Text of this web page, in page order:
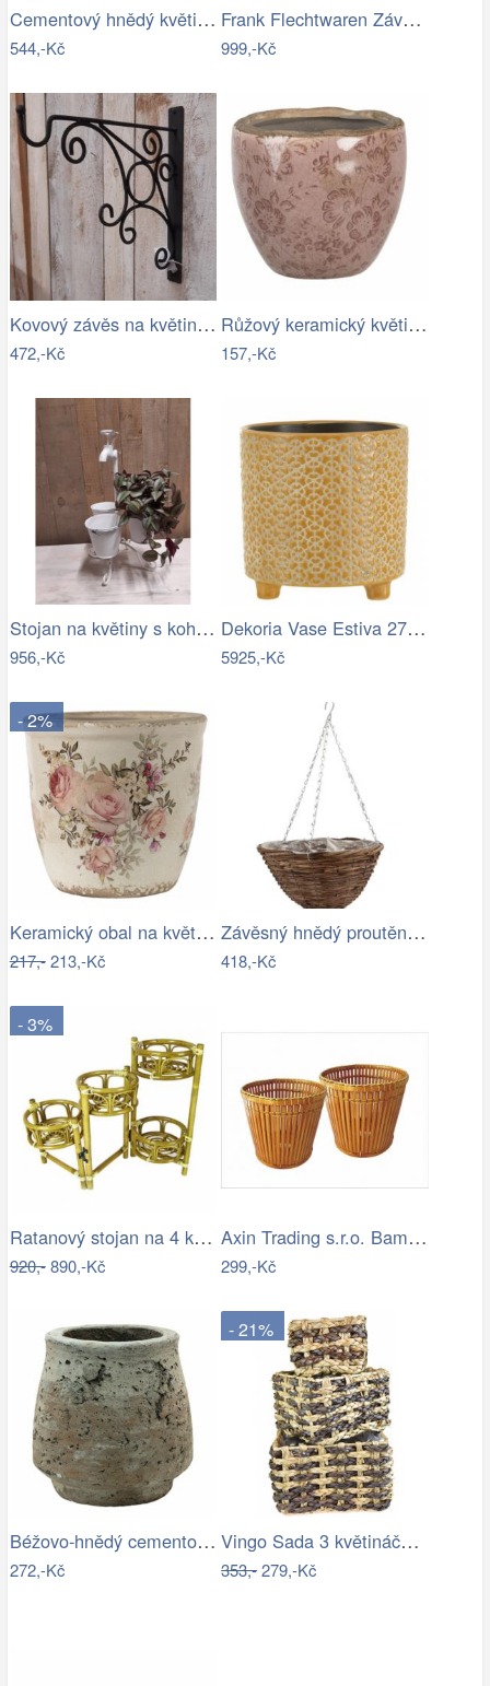
Cementový hnědý květináč S imitace…
544,-Kč
Frank Flechtwaren Závěsné obaly na…
999,-Kč
Kovový závěs na květináče - IS
472,-Kč
Růžový keramický květináč s popraskáním…
157,-Kč
Stojan na květiny s kohoutkem
956,-Kč
Dekoria Vase Estiva 27x27x36 cm,…
5925,-Kč
- 2%
Keramický obal na květináč s růžemi…
217,-213,-Kč
Závěsný hnědý proutěný kulatý květináč …
418,-Kč
- 3%
Ratanový stojan na 4 květiny - světlý…
920,-890,-Kč
Axin Trading s.r.o. Bambusový obal na…
299,-Kč
Béžovo-hnědý cementový květináč Mosse -…
272,-Kč
- 21%
Vingo Sada 3 květináčů z vodního…
353,-279,-Kč